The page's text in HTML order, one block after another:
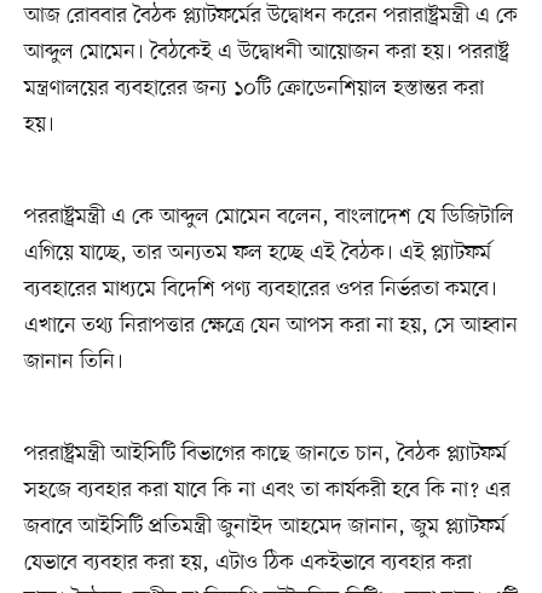
আজ রোববার বৈঠক প্ল্যাটফর্মের উদ্বোধন করেন পরারাষ্ট্রমন্ত্রী এ কে
আব্দুল মোমেন। বৈঠকেই এ উদ্বোধনী আয়োজন করা হয়। পররাষ্ট্র
মন্ত্রণালয়ের ব্যবহারের জন্য ১০টি ক্রোডেনশিয়াল হস্তান্তর করা
হয়।
পররাষ্ট্রমন্ত্রী এ কে আব্দুল মোমেন বলেন, বাংলাদেশ যে ডিজিটালি
এগিয়ে যাচ্ছে, তার অন্যতম ফল হচ্ছে এই বৈঠক। এই প্ল্যাটফর্ম
ব্যবহারের মাধ্যমে বিদেশি পণ্য ব্যবহারের ওপর নির্ভরতা কমবে।
এখানে তথ্য নিরাপত্তার ক্ষেত্রে যেন আপস করা না হয়, সে আহ্বান
জানান তিনি।
পররাষ্ট্রমন্ত্রী আইসিটি বিভাগের কাছে জানতে চান, বৈঠক প্ল্যাটফর্ম
সহজে ব্যবহার করা যাবে কি না এবং তা কার্যকরী হবে কি না? এর
জবাবে আইসিটি প্রতিমন্ত্রী জুনাইদ আহমেদ জানান, জুম প্ল্যাটফর্ম
যেভাবে ব্যবহার করা হয়, এটাও ঠিক একইভাবে ব্যবহার করা